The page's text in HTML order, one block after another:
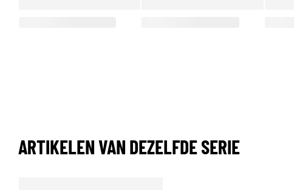
ARTIKELEN VAN DEZELFDE SERIE